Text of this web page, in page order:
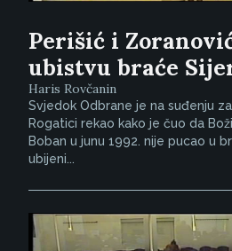
Perišić i
ubistvu braće
Haris Rovčanin
Svjedok Odbrane je na suđenju
Rogatici rekao kako je čuo da
Boban u junu 1992. nije pucao u
ubijeni...